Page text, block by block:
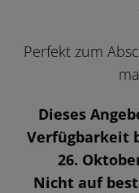
Perfekt zum
Dieses
Verfügbarkeit
26.
Nicht auf